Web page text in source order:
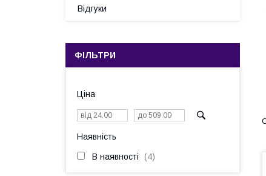
Відгуки
ФІЛЬТРИ
Ціна
Наявність
В наявності 4